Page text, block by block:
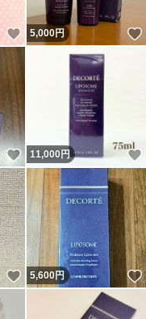
いいね！
5,000円
いいね！
11,000 円
いいね！
5,600円